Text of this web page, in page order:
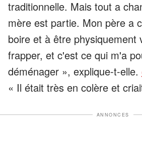
traditionnelle. Mais tout a
mère est partie. Mon père a
boire et à être physiquement
frapper, et c'est ce qui m'a
déménager », explique-t-elle.
« Il était très en colère et
ANNONCES